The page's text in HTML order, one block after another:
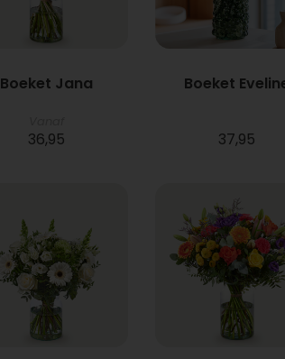
Boeket Jana
36,95
Boeket
37,95